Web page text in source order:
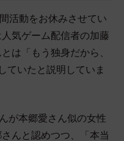
活動をお休みさせてい
気ゲーム配信者の加藤
は「もう独身だから、
ていたと説明していま
が本郷愛さん似の女性
んと認めつつ、「本当